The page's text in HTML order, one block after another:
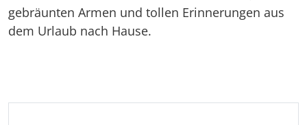
gebräunten Armen und tollen Erinnerungen aus
dem Urlaub nach Hause.